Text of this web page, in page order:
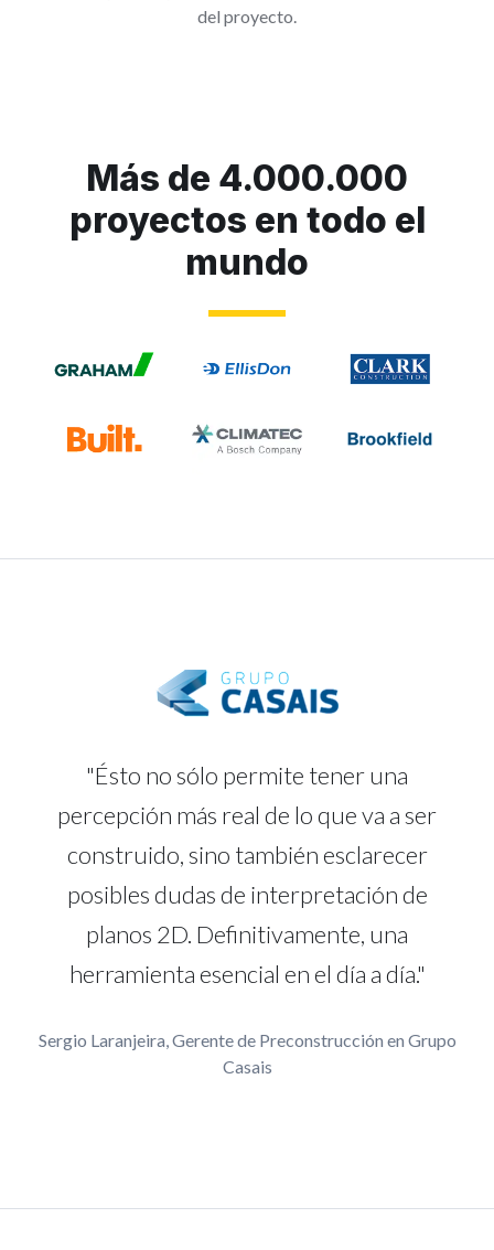
del proyecto.
Más de 4.000.000
proyectos en todo el
mundo
"Ésto no sólo permite tener una
percepción más real de lo que va a ser
construido, sino también esclarecer
posibles dudas de interpretación de
planos 2D. Definitivamente, una
herramienta esencial en el día a día."
Sergio Laranjeira, Gerente de Preconstrucción en Grupo
Casais